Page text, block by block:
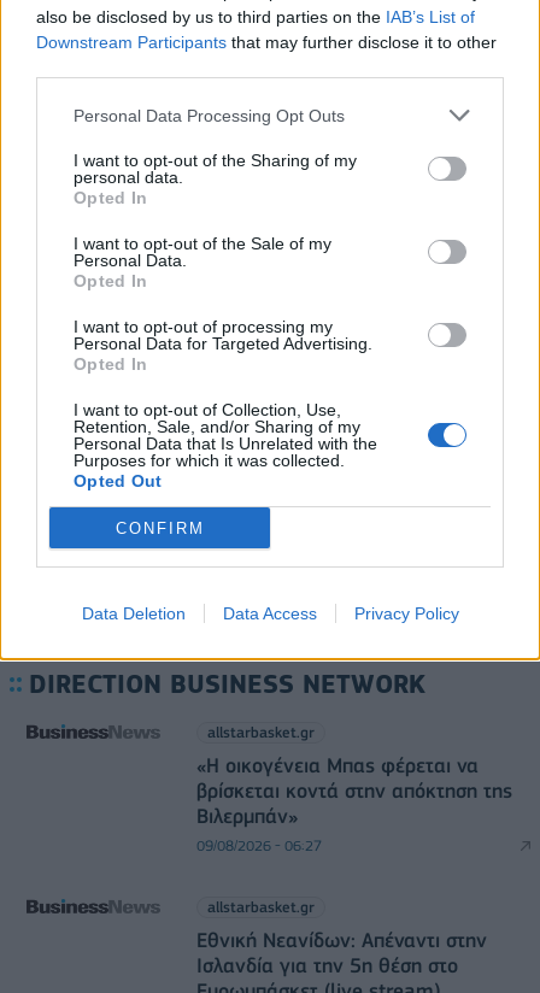
also be disclosed by us to third parties on the IAB’s List of
Downstream Participants that may further disclose it to other
Personal Data Processing Opt Outs
I want to opt-out of the Sharing of my
personal data.
Opted In
I want to opt-out of the Sale of my
Personal Data.
Opted In
I want to opt-out of processing my
Personal Data for Targeted Advertising.
Opted In
I want to opt-out of Collection, Use,
Retention, Sale, and/or Sharing of my
Personal Data that Is Unrelated with the
Purposes for which it was collected.
Opted Out
CONFIRM
Data Deletion Data Access Privacy Policy
08/08/2026 - 10:26 ΕΝΕΡΓΕΙΑ
Χρηματιστήριο Αθηνών: Εβδομαδιαία άνοδος
1,76%, κέρδη 23,31% από τις αρχές του έτους
08/08/2026 - 12:36 ΟΙΚΟΝΟΜΙΑ
Ελληνική Αναπτυξιακή Τράπεζα: Με «προίκα» 2
δισ. ευρώ ανοίγει δρόμο για δάνεια έως 5 δισ. σε
μικρομεσαίες
08/08/2026 - 11:22 ΤΡΑΠΕΖΕΣ
Health Monitoring: Η εθνική υποδομή για την
αξιοποίηση των δεδομένων υγείας προς όφελος
των πολιτών
08/08/2026 - 11:48
5G παντού, 6G στον ορίζοντα: Πού βρίσκεται η
Ελλάδα στη μεγάλη τεχνολογική μετάβαση
08/08/2026 - 10:54
DIRECTION BUSINESS NETWORK
allstarbasket.gr
«Η οικογένεια Μπας φέρεται να
βρίσκεται κοντά στην απόκτηση της
Βιλερμπάν»
09/08/2026 - 06:27
allstarbasket.gr
Εθνική Νεανίδων: Απέναντι στην
Ισλανδία για την 5η θέση στο